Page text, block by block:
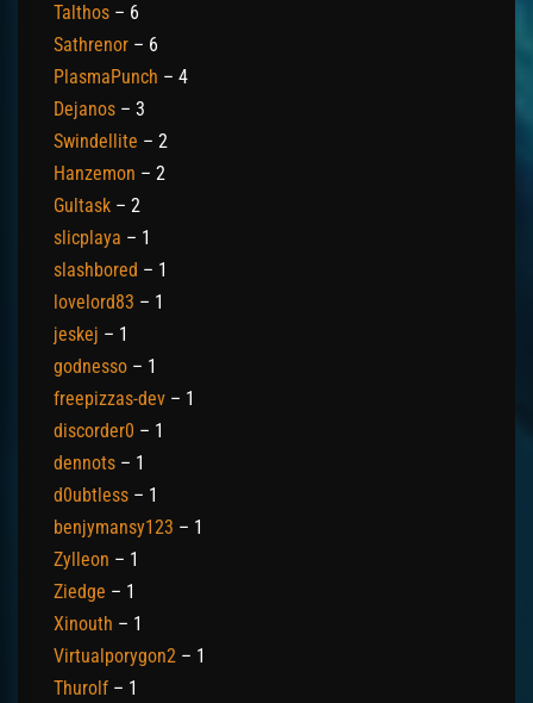
Talthos – 6
Sathrenor – 6
PlasmaPunch – 4
Dejanos – 3
Swindellite – 2
Hanzemon – 2
Gultask – 2
slicplaya – 1
slashbored – 1
lovelord83 – 1
jeskej – 1
godnesso – 1
freepizzas-dev – 1
discorder0 – 1
dennots – 1
d0ubtless – 1
benjymansy123 – 1
Zylleon – 1
Ziedge – 1
Xinouth – 1
Virtualporygon2 – 1
Thurolf – 1